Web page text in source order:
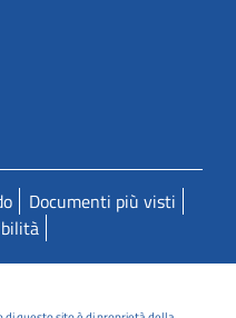
Documenti più visti